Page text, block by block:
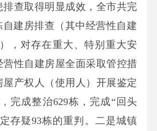
排查取得明显成效，全市共完
自建房排查（其中经营性自建
，对存在重大、特别重大安
营性自建房屋全面采取管控措
屋产权人（使用人）开展鉴定
完成整治629栋，完成“回头
存疑93栋的重判。二是城镇